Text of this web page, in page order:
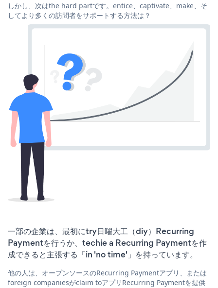
しかし、次はthe hard partです。entice、captivate、make、そ
してより多くの訪問者をサポートする方法は？
一部の企業は、最初にtry日曜大工（diy）Recurring
Paymentを行うか、techie a Recurring Paymentを作
成できると主張する「in 'no time'」を持っています。
他の人は、オープンソースのRecurring Paymentアプリ、または
foreign companiesがclaim toアプリRecurring Paymentを提供